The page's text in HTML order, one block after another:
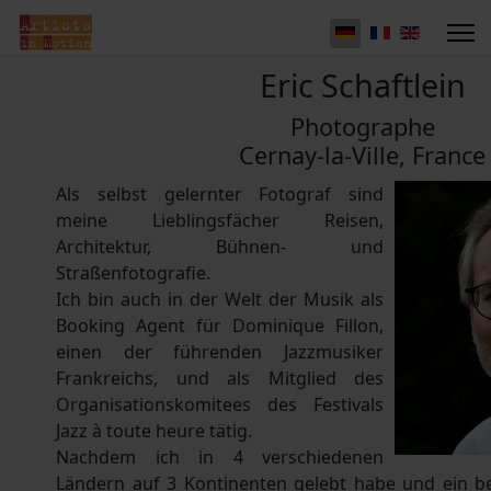
Eric Schaftlein
Photographe
Cernay-la-Ville, France
Als selbst gelernter Fotograf sind
meine Lieblingsfächer Reisen,
Architektur, Bühnen- und
Straßenfotografie.
Ich bin auch in der Welt der Musik als
Booking Agent für Dominique Fillon,
einen der führenden Jazzmusiker
Frankreichs, und als Mitglied des
Organisationskomitees des Festivals
Jazz à toute heure tätig.
Nachdem ich in 4 verschiedenen
Ländern auf 3 Kontinenten gelebt habe und ein